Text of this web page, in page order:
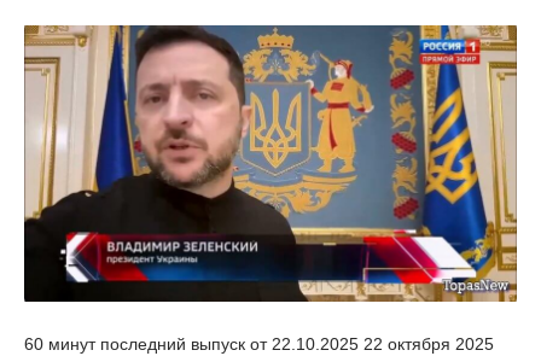
60 минут последний выпуск от 22.10.2025 22 октября 2025